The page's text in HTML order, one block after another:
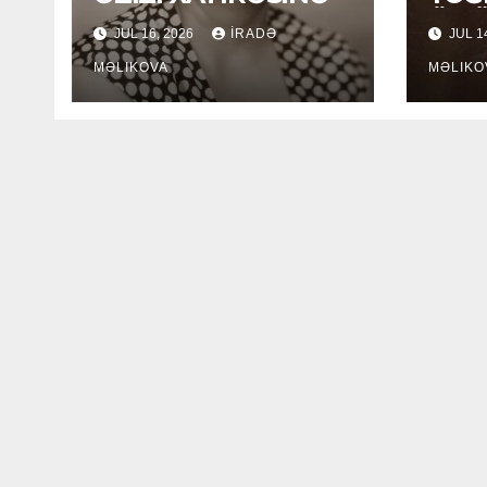
JUL 16, 2026 İRADƏ
MƏLIKOVA
JUL